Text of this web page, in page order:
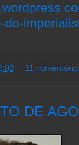
do-
11
DE